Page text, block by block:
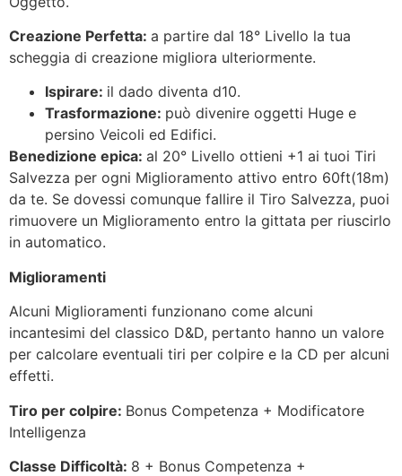
Creazione Perfetta: a partire dal 18° Livello la tua
scheggia di creazione migliora ulteriormente.
Ispirare: il dado diventa d10.
Trasformazione: può divenire oggetti Huge e
persino Veicoli ed Edifici.
Benedizione epica: al 20° Livello ottieni +1 ai tuoi Tiri
Salvezza per ogni Miglioramento attivo entro 60ft(18m)
da te. Se dovessi comunque fallire il Tiro Salvezza, puoi
rimuovere un Miglioramento entro la gittata per riuscirlo
in automatico.
Miglioramenti
Alcuni Miglioramenti funzionano come alcuni
incantesimi del classico D&D, pertanto hanno un valore
per calcolare eventuali tiri per colpire e la CD per alcuni
effetti.
Tiro per colpire: Bonus Competenza + Modificatore
Intelligenza
Classe Difficoltà: 8 + Bonus Competenza +